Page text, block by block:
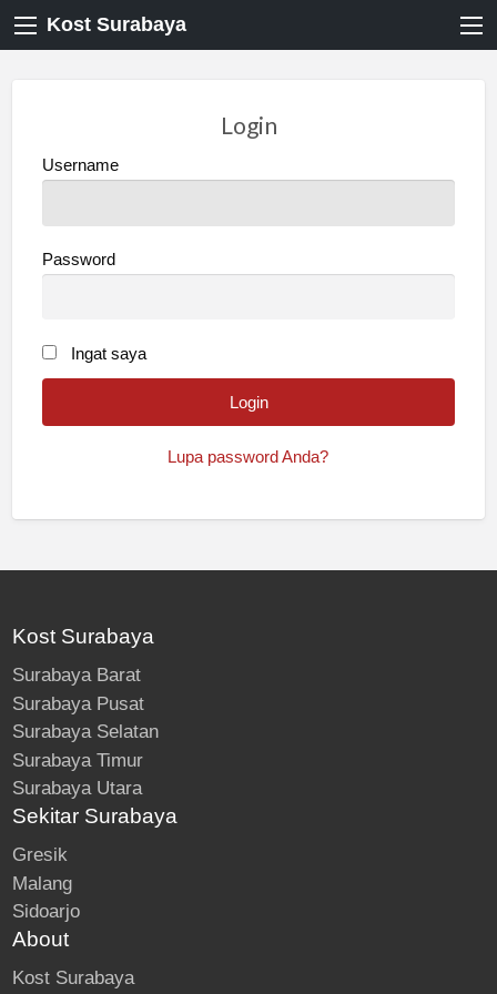
Kost Surabaya
Login
Username
Password
Ingat saya
Lupa password Anda?
Kost Surabaya
Surabaya Barat
Surabaya Pusat
Surabaya Selatan
Surabaya Timur
Surabaya Utara
Sekitar Surabaya
Gresik
Malang
Sidoarjo
About
Kost Surabaya